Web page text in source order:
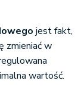
jest fakt,
zmieniać w
wartość.